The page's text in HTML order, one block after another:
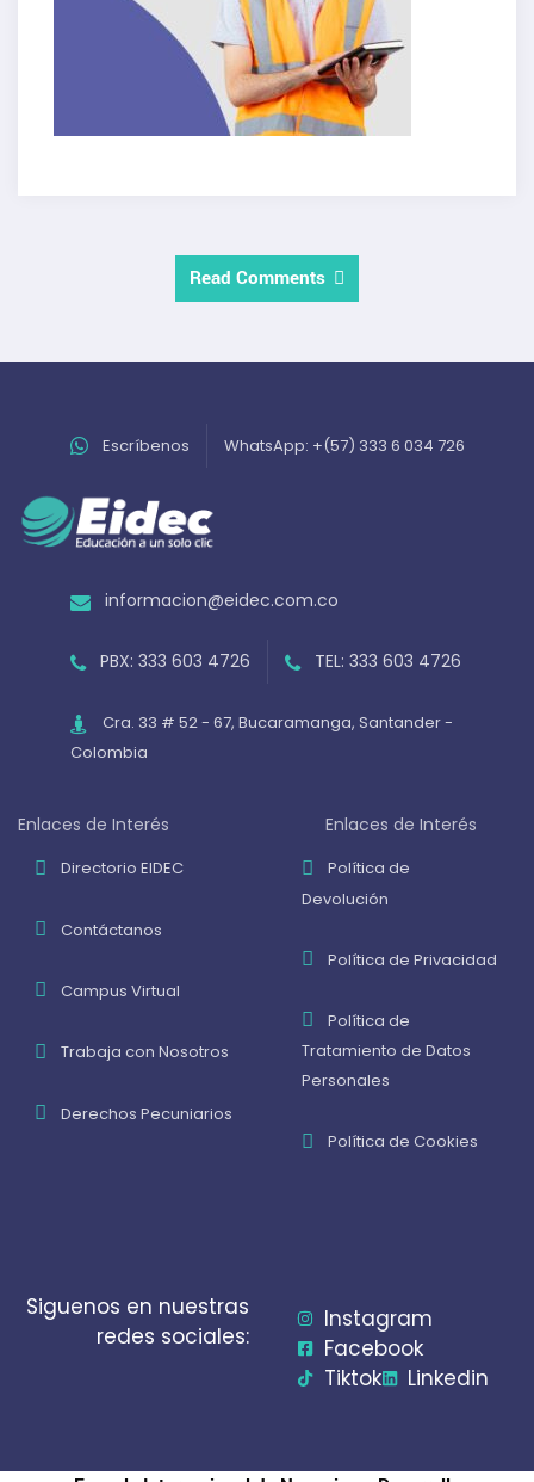
Read Comments
Escríbenos WhatsApp: +(57) 333 6 034 726
informacion@eidec.com.co
PBX: 333 603 4726 TEL: 333 603 4726
Cra. 33 # 52 - 67, Bucaramanga, Santander -
Colombia
Enlaces de Interés
Directorio EIDEC
Contáctanos
Campus Virtual
Trabaja con Nosotros
Derechos Pecuniarios
Enlaces de Interés
Política de
Devolución
Política de Privacidad
Política de
Tratamiento de Datos
Personales
Política de Cookies
Siguenos en nuestras
redes sociales:
Instagram
Facebook
Tiktok
Linkedin